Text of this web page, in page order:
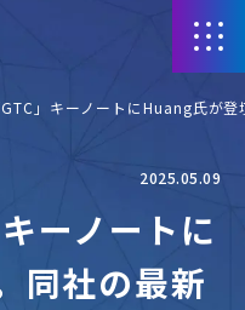
」キーノートにHuang氏が
2025.05.09
ーノートに
同社の最新